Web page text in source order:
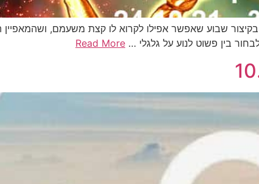
בקיצור שבוע שאפשר אפילו לקרוא לו קצת משעמם, ושהמאפיין
בין פשוט לנוע על גלגלי … Read More